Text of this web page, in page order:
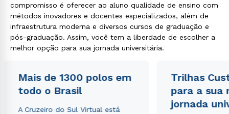
compromisso é oferecer ao aluno qualidade de ensino com
métodos inovadores e docentes especializados, além de
infraestrutura moderna e diversos cursos de graduação e
pós-graduação. Assim, você tem a liberdade de escolher a
melhor opção para sua jornada universitária.
Mais de 1300 polos em
todo o Brasil
A Cruzeiro do Sul Virtual está
Trilhas
para a sua
jornada
ou
Estou de acordo com a Política de Privacidade.e
autorizo que meus dados sejam utilizados para o
envio de conteúdos da Cruzeiro do Sul.